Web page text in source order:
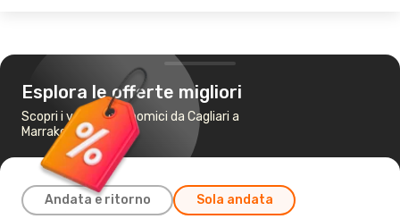
Esplora le offerte migliori
Scopri i voli più economici da Cagliari a
Marrakech
Andata e ritorno Sola andata